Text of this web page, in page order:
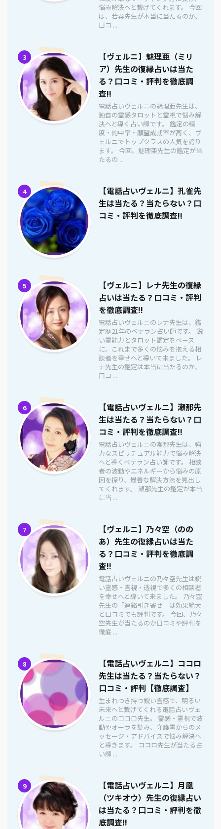
悩み解決へと繋げてくれます。 今回
は、若菜先生が本当に当たるのか、
口コ ...
3
【ヴェルニ】魅理亜（ミリ
ア）先生の復縁占いは当た
る？口コミ・評判を徹底調
査!!
電話占いヴェルニの魅理亜先生は、
独自の霊感タロットと霊視で悩み解
決へと導く占い師です。 鑑定の精
度・的中率・願望成就率が高く、ヴ
ェルニでトップクラスの人気を誇り
ます。 今回、魅理亜先生の鑑定が当
たるの ...
4
【電話占いヴェルニ】孔雀先
生は当たる？当たらない？口
コミ・評判を徹底調査!!
5
【ヴェルニ】レナ先生の復縁
占いは当たる？口コミ・評判
を徹底調査!!
電話占いヴェルニのレナ先生は、鑑
定歴21年のベテラン占い師です。 鋭
い霊能力とタロット鑑定をベース
に、これまで多くの悩みを抱える相
談者を幸せへと導いて来ました。 レ
ナ先生の鑑定は本当に当たるのか、
口コ ...
6
【電話占いヴェルニ】瀬那先
生は当たる？当たらない？口
コミ・評判を徹底調査!!
電話占いヴェルニの瀬那先生は、強
力なスピリチュアル能力で悩み解決
へと導くベテラン占い師です。 相談
者の波動やエネルギーから悩みの原
因を探り、最善な解決方法を見出し
てくれます。 瀬那先生の鑑定が本当
に当 ...
7
【ヴェルニ】乃々空（のの
あ）先生の復縁占いは当た
る？口コミ・評判を徹底調
査!!
電話占いヴェルニの乃々空先生は鋭
い霊感・霊視・透視で多くの相談者
を幸せへと導いて来ました。 乃々空
先生の「連絡引き寄せ」は効果絶大
と口コミでも評判です。 今回、乃々
空先生が当たるのか口コミや評判を
徹底 ...
8
【電話占いヴェルニ】ココロ
先生は当たる？当たらない？
口コミ・評判【徹底調査】
生まれつき持つ鋭い霊感で、明るい
未来へと繋げてくれる電話占いヴェ
ルニのココロ先生。 霊感・霊視で波
動やオーラを読み、守護霊からのメ
ッセージ・アドバイスで悩み解決へ
と導きます。 ココロ先生が当たる占
い師 ...
9
【電話占いヴェルニ】月凰
（ツキオウ）先生の復縁占い
は当たる？口コミ・評判を徹
底調査!!